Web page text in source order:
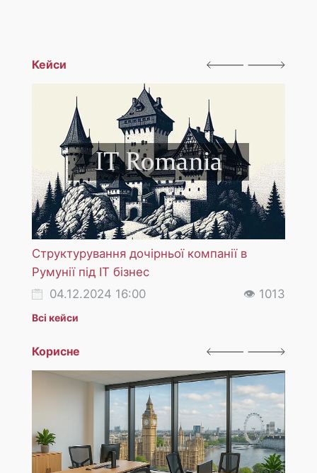
Кейси
Структурування дочірньої компанії в
Румунії під ІТ бізнес
04.12.2024 16:00
👁 1013
Всі кейси
Корисне